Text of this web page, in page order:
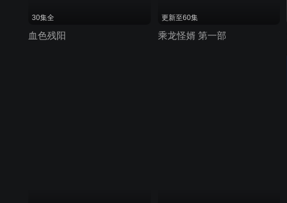
30集全
血色残阳
更新至60集
乘龙怪婿 第一部